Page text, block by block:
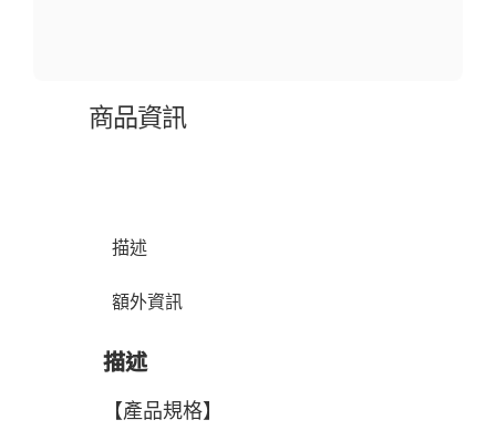
商品資訊
描述
額外資訊
描述
【產品規格】